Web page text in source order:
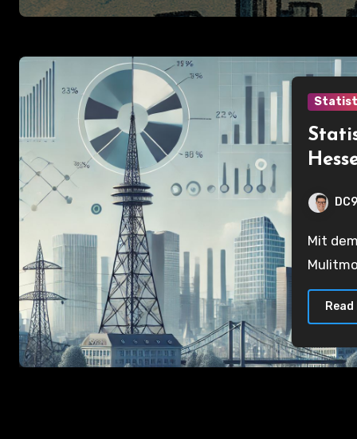
Mit dem Jahreswechsel wird es Zeit auf die Statistiken des